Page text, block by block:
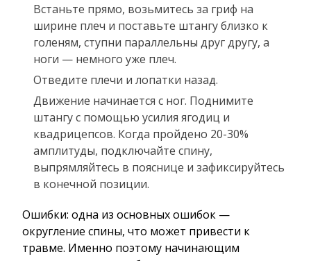
Встаньте прямо, возьмитесь за гриф на
ширине плеч и поставьте штангу близко к
голеням, ступни параллельны друг другу, а
ноги — немного уже плеч.
Отведите плечи и лопатки назад.
Движение начинается с ног. Поднимите
штангу с помощью усилия ягодиц и
квадрицепсов. Когда пройдено 20-30%
амплитуды, подключайте спину,
выпрямляйтесь в пояснице и зафиксируйтесь
в конечной позиции.
Ошибки: одна из основных ошибок —
округление спины, что может привести к
травме. Именно поэтому начинающим